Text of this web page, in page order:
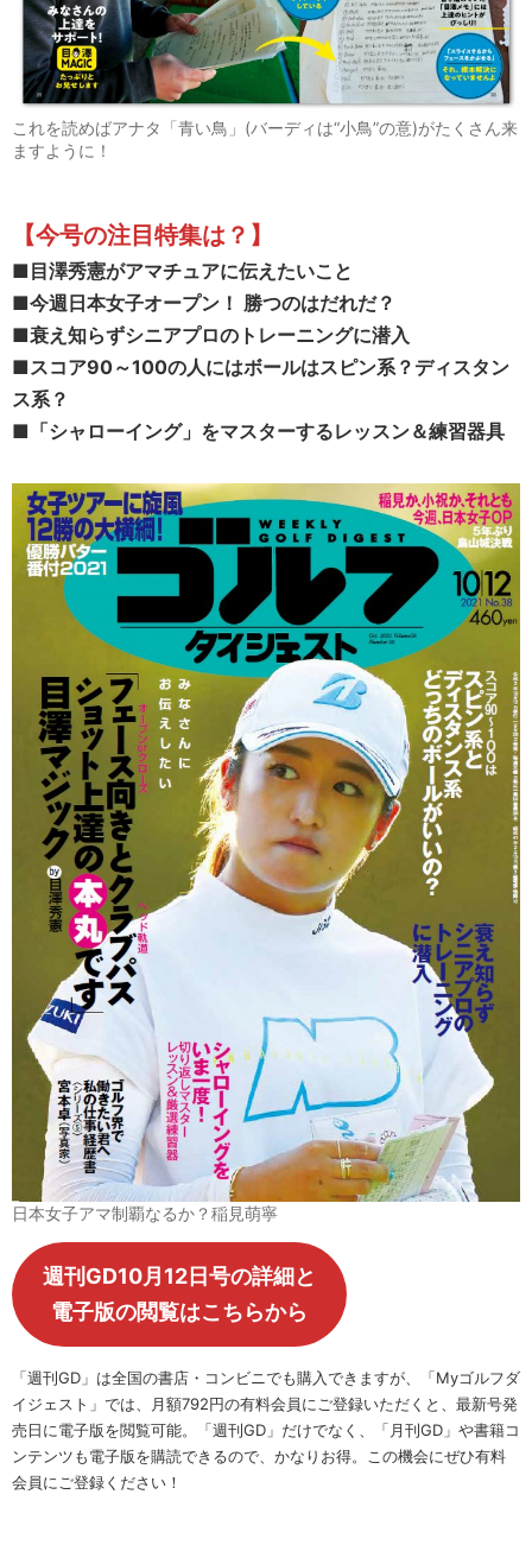
これを読めばアナタ「青い鳥」(バーディは“小鳥”の意)がたくさん来
ますように！
【今号の注目特集は？ 】
■目澤秀憲がアマチュアに伝えたいこと
■今週日本女子オープン！ 勝つのはだれだ？
■衰え知らずシニアプロのトレーニングに潜入
■スコア90～100の人にはボールはスピン系？ディスタン
ス系？
■ 「シャローイング」をマスターするレッスン＆練習器具
日本女子アマ制覇なるか？稲見萌寧
週刊GD10月12日号の詳細と
電子版の閲覧はこちらから
「週刊GD」は全国の書店・コンビニでも購入できますが、「Myゴルフダ
イジェスト」では、月額792円の有料会員にご登録いただくと、最新号発
売日に電子版を閲覧可能。「週刊GD」だけでなく、「月刊GD」や書籍コ
ンテンツも電子版を購読できるので、かなりお得。この機会にぜひ有料
会員にご登録ください！